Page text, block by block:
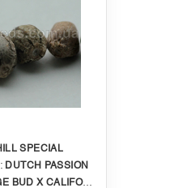
SPECIAL
DUTCH PASSION
X CALIFORNIAN ORANGE